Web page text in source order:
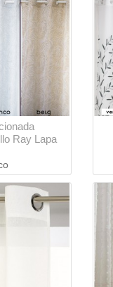
Ray Lapa